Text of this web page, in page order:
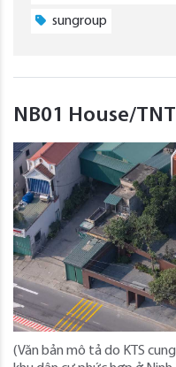
sungroup
NB01 House/
(Văn bản mô tả do KTS